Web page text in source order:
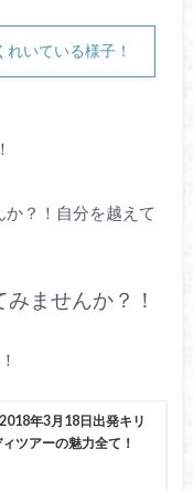
いている様子！
？！自分を越えて
ませんか？！
年3月18日出発キリ
ツアーの魅力全て！